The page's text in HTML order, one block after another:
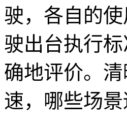
驶，各自的
驶出台执行
确地评价。
速，哪些场